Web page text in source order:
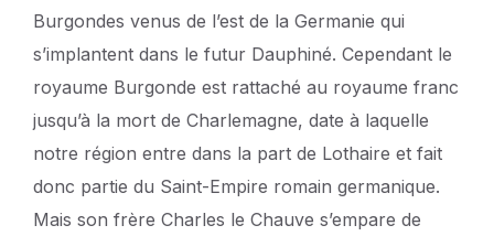
Burgondes venus de l’est de la Germanie qui
s’implantent dans le futur Dauphiné. Cependant le
royaume Burgonde est rattaché au royaume franc
jusqu’à la mort de Charlemagne, date à laquelle
notre région entre dans la part de Lothaire et fait
donc partie du Saint-Empire romain germanique.
Mais son frère Charles le Chauve s’empare de